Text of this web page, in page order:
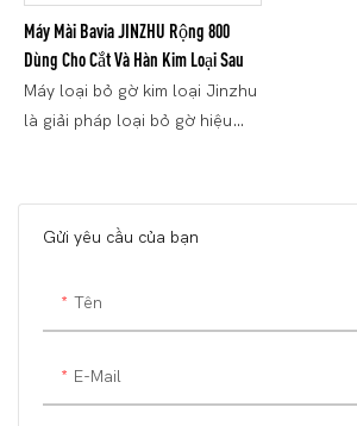
Gửi yêu cầu của bạn
Tên
E-Mail
Máy Mài Bavia JINZHU Rộng 800
Dùng Cho Cắt Và Hàn Kim Loại Sau
Máy loại bỏ gờ kim loại Jinzhu
là giải pháp loại bỏ gờ hiệu
ngành sản xuất hiện đại. Mục
đích của nó là giải quyết các
phần nhô ra xảy ra trong quá
trình gia công các bộ phận kim
công, đúc, bộ phận dập, bộ